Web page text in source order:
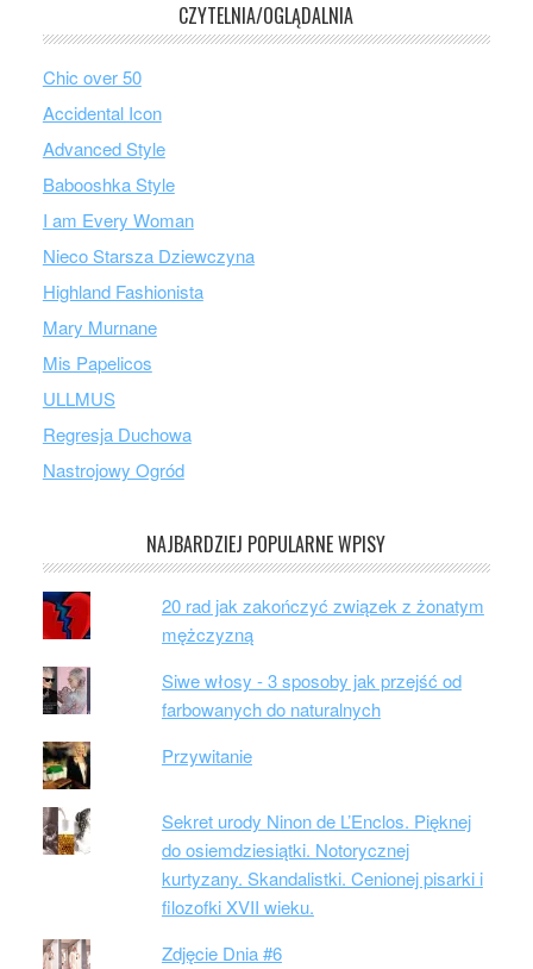
CZYTELNIA/OGLĄDALNIA
Chic over 50
Accidental Icon
Advanced Style
Babooshka Style
I am Every Woman
Nieco Starsza Dziewczyna
Highland Fashionista
Mary Murnane
Mis Papelicos
ULLMUS
Regresja Duchowa
Nastrojowy Ogród
NAJBARDZIEJ POPULARNE WPISY
20 rad jak zakończyć związek z żonatym
mężczyzną
Siwe włosy - 3 sposoby jak przejść od
farbowanych do naturalnych
Przywitanie
Sekret urody Ninon de L’Enclos. Pięknej
do osiemdziesiątki. Notorycznej
kurtyzany. Skandalistki. Cenionej pisarki i
filozofki XVII wieku.
Zdjęcie Dnia #6